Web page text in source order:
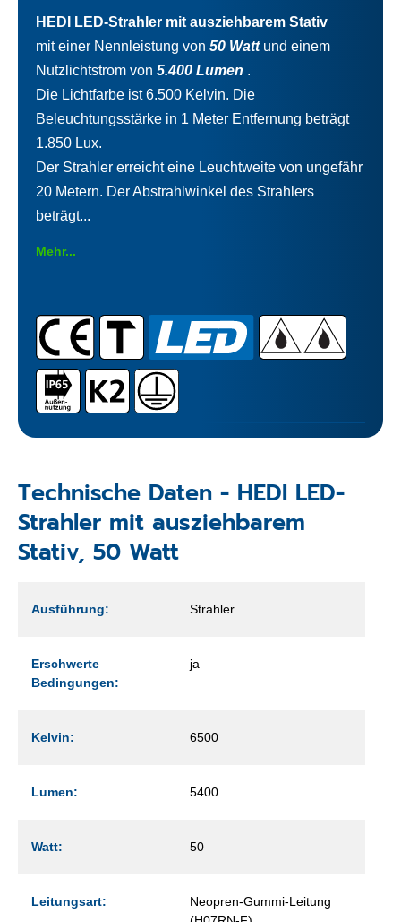
HEDI LED-Strahler mit ausziehbarem Stativ
mit einer Nennleistung von 50 Wattund einem
Nutzlichtstrom von 5.400 Lumen .
Die Lichtfarbe ist 6.500 Kelvin. Die
Beleuchtungsstärke in 1 Meter Entfernung beträgt
1.850 Lux.
Der Strahler erreicht eine Leuchtweite von ungefähr
20 Metern. Der Abstrahlwinkel des Strahlers
beträgt...
Mehr...
Technische Daten - HEDI LED-
Strahler mit ausziehbarem
Stativ, 50 Watt
Ausführung: Strahler
Erschwerte
Bedingungen:
ja
Kelvin: 6500
Lumen: 5400
Watt: 50
Leitungsart:
Neopren-Gummi-Leitung